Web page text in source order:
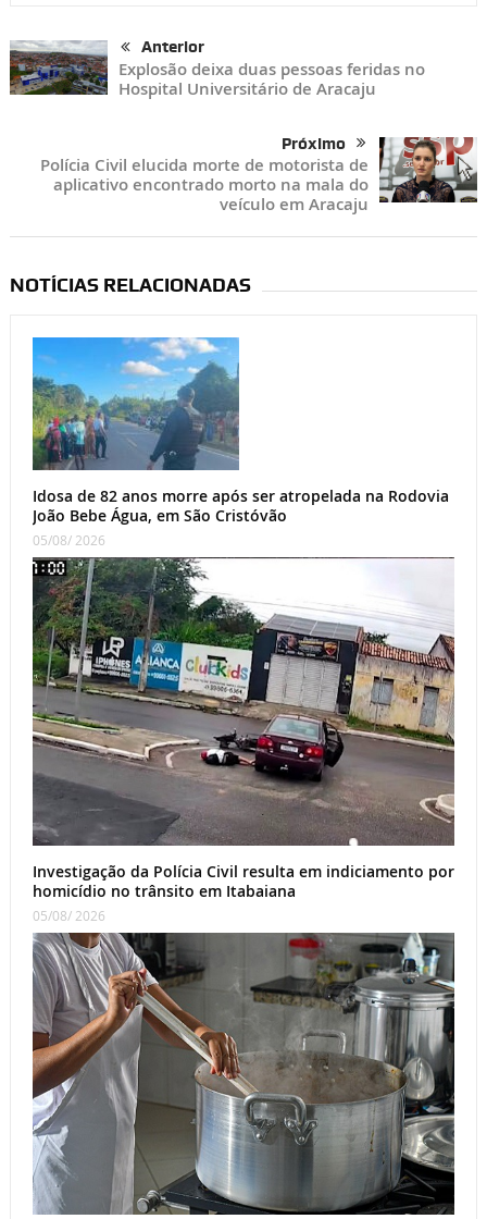
Anterior
Explosão deixa duas pessoas feridas no
Hospital Universitário de Aracaju
Próximo
Polícia Civil elucida morte de motorista de
aplicativo encontrado morto na mala do
veículo em Aracaju
NOTÍCIAS RELACIONADAS
Idosa de 82 anos morre após ser atropelada na Rodovia
João Bebe Água, em São Cristóvão
05/08/ 2026
Investigação da Polícia Civil resulta em indiciamento por
homicídio no trânsito em Itabaiana
05/08/ 2026